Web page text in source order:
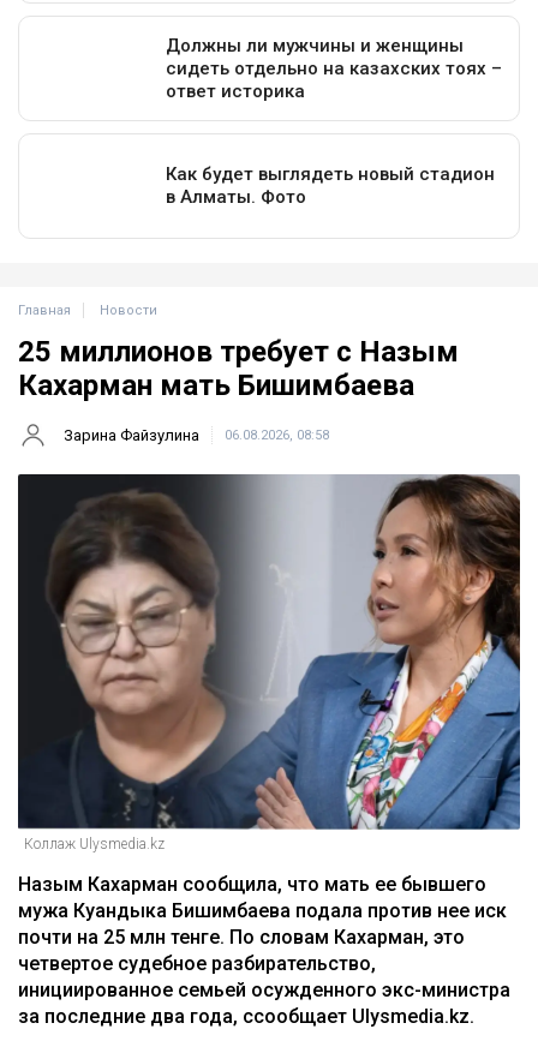
Главная Новости
25 миллионов требует с Назым
Кахарман мать Бишимбаева
Зарина Файзулина 06.08.2026, 08:58
Коллаж Ulysmedia.kz
Назым Кахарман сообщила, что мать ее бывшего
мужа Куандыка Бишимбаева подала против нее иск
почти на 25 млн тенге. По словам Кахарман, это
четвертое судебное разбирательство,
инициированное семьей осужденного экс-министра
за последние два года, ссообщает Ulysmedia.kz.